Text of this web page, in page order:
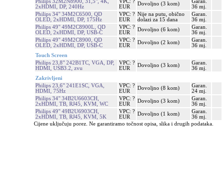
2xHDMI, DP, 240Hz
EUR
Dovoljno (3 kom)
36 mj.
Philips 34" 34M2C6500, QD
OLED, 2xHDMI, DP, 175Hz
VPC: ?
EUR
Nije na putu, obično
dolazi za 15 dana
Garan.
36 mj.
Philips 49" 49M2C8900L, QD
OLED, 2xHDMI, DP, USB-C
VPC: ?
EUR
Dovoljno (6 kom)
Garan.
36 mj.
Philips 49" 49M2C8900, QD
OLED, 2xHDMI, DP, USB-C
VPC: ?
EUR
Dovoljno (2 kom)
Garan.
36 mj.
Touch Screen
Philips 23,8" 242B1TC, VGA, DP,
HDMI, USB3.2, zvu
VPC: ?
EUR
Dovoljno (3 kom)
Garan.
36 mj.
Zakrivljeni
Philips 23,6" 241E1SC, VGA,
HDMI, 75Hz
VPC: ?
EUR
Dovoljno (8 kom)
Garan.
24 mj.
Philips 34" 34B2U6603CH,
2xHDMI, TB, RJ45, KVM, WC
VPC: ?
EUR
Dovoljno (3 kom)
Garan.
36 mj.
Philips 49" 49B2U6903CH,
2xHDMI, TB, RJ45, KVM, 5K
VPC: ?
EUR
Dovoljno (1 kom)
Garan.
36 mj.
Cijene uključuju porez. Ne garantiramo točnost opisa, slika i drugih podataka.